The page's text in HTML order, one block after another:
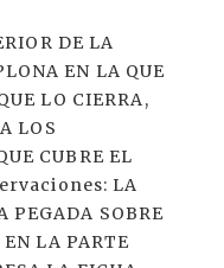
DE LA
EN LA QUE
LO CIERRA,
LOS
CUBRE EL
LA
PEGADA SOBRE
LA PARTE